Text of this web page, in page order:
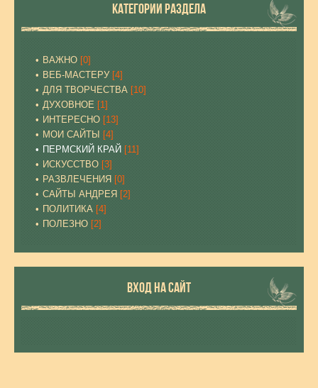
КАТЕГОРИИ РАЗДЕЛА
ВАЖНО [0]
ВЕБ-МАСТЕРУ [4]
ДЛЯ ТВОРЧЕСТВА [10]
ДУХОВНОЕ [1]
ИНТЕРЕСНО [13]
МОИ САЙТЫ
[4]
ПЕРМСКИЙ КРАЙ [11]
ИСКУССТВО [3]
РАЗВЛЕЧЕНИЯ [0]
САЙТЫ АНДРЕЯ [2]
ПОЛИТИКА [4]
ПОЛЕЗНО [2]
ВХОД НА САЙТ